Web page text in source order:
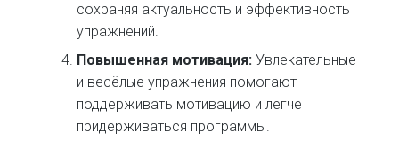
сохраняя актуальность и эффективность
упражнений.
Повышенная мотивация: Увлекательные
и весёлые упражнения помогают
поддерживать мотивацию и легче
придерживаться программы.